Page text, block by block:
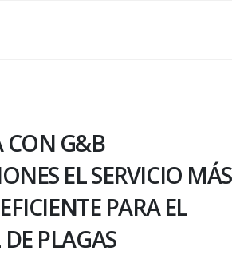
CON G&B
EL SERVICIO MÁS
PARA EL
PLAGAS